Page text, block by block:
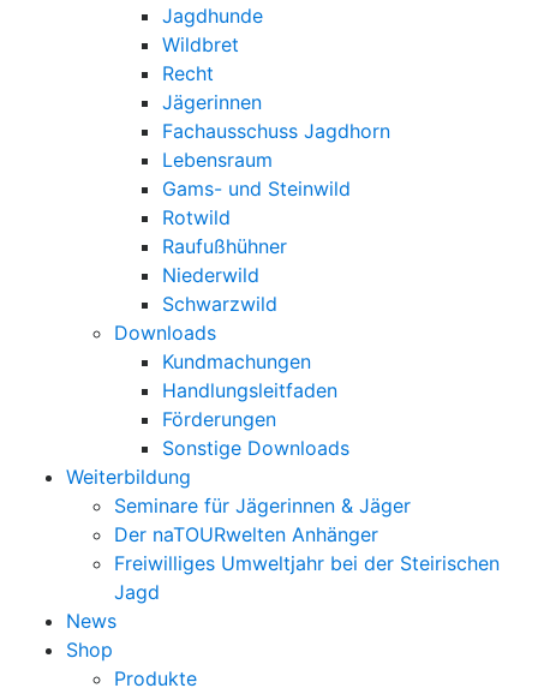
Jagdhunde
Wildbret
Recht
Jägerinnen
Fachausschuss Jagdhorn
Lebensraum
Gams- und Steinwild
Rotwild
Raufußhühner
Niederwild
Schwarzwild
Downloads
Kundmachungen
Handlungsleitfaden
Förderungen
Sonstige Downloads
Weiterbildung
Seminare für Jägerinnen & Jäger
Der naTOURwelten Anhänger
Freiwilliges Umweltjahr bei der Steirischen
Jagd
News
Shop
Produkte